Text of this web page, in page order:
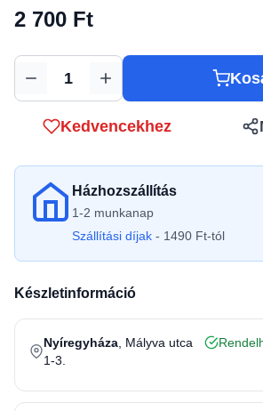
2 700 Ft
Mennyiség
Kedvencekhez
Házhozszállítás
1-2 munkanap
Szállítási díjak - 1490 Ft-tól
Készletinformáció
Nyíregyháza , Mályva utca
1-3.